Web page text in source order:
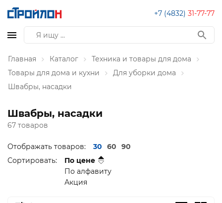
+7 (4832) 31-77-77
Главная Каталог
Техника и товары для дома
Товары для дома и кухни
Для уборки дома
Швабры, насадки
Швабры, насадки
67 товаров
Отображать товаров: 30 60
90
Сортировать:
По цене
По алфавиту
Акция